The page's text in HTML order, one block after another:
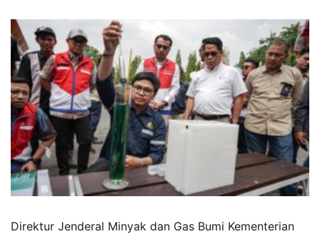
Direktur Jenderal Minyak dan Gas Bumi Kementerian